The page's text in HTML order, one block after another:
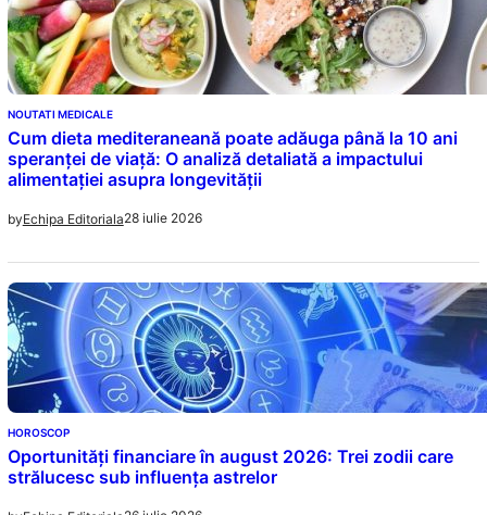
NOUTATI MEDICALE
Cum dieta mediteraneană poate adăuga până la 10 ani
speranței de viață: O analiză detaliată a impactului
alimentației asupra longevității
byEchipa Editoriala28 iulie 2026
HOROSCOP
Oportunități financiare în august 2026: Trei zodii care
strălucesc sub influența astrelor